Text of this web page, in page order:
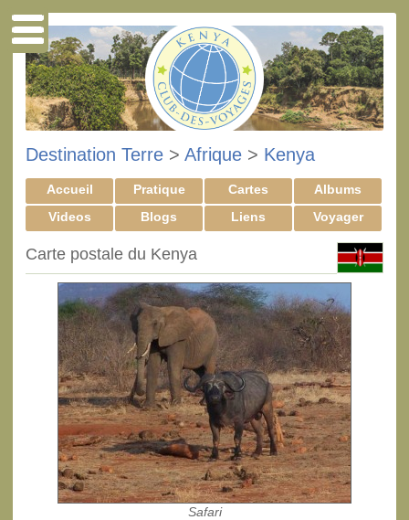
Destination Terre > Afrique > Kenya
Accueil Pratique Cartes
Albums
Videos
Blogs Liens Voyager
Carte postale du Kenya
Safari